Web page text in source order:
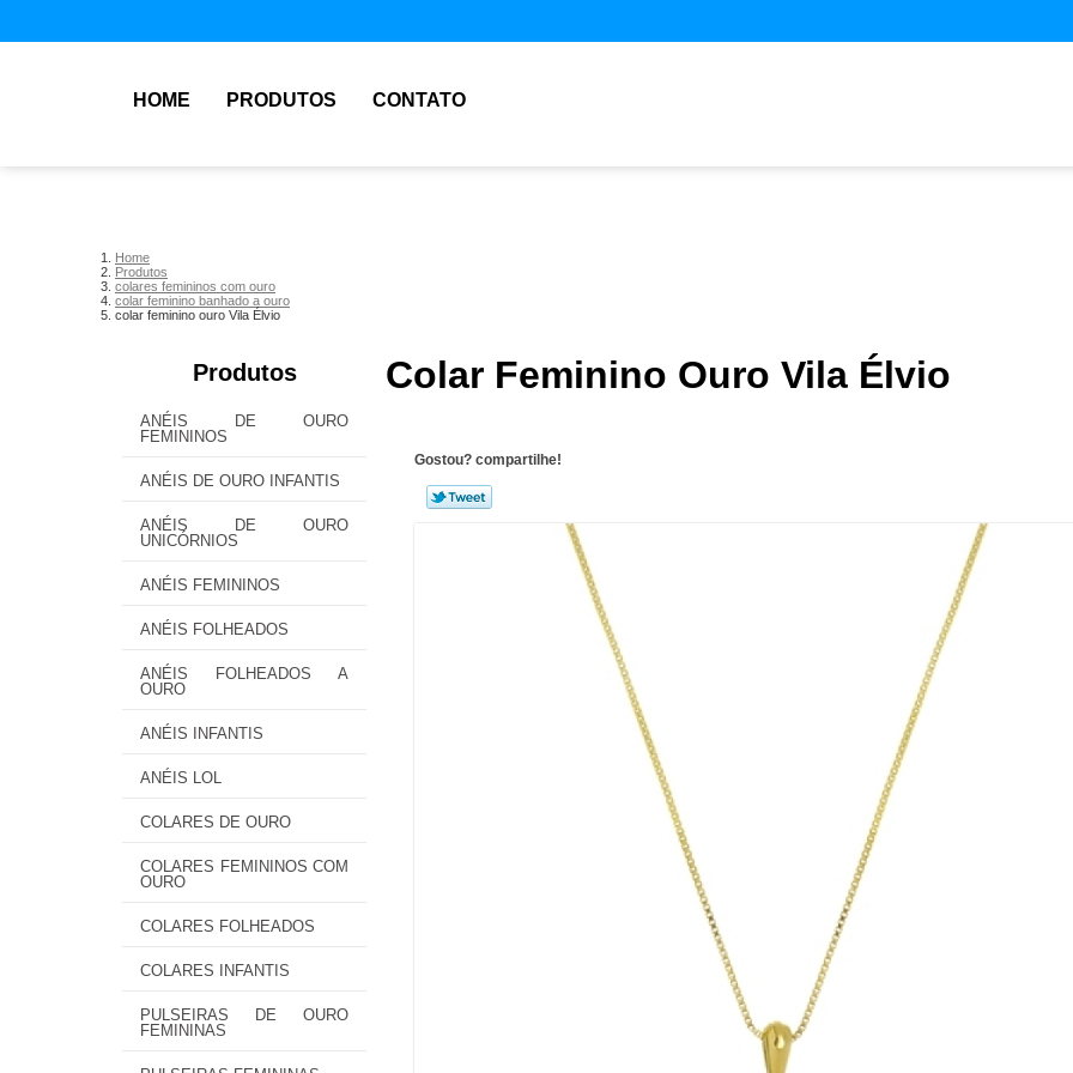
HOME PRODUTOS CONTATO
Home
Produtos
colares femininos com ouro
colar feminino banhado a ouro
colar feminino ouro Vila Élvio
Produtos
ANÉIS DE OURO
FEMININOS
ANÉIS DE OURO INFANTIS
ANÉIS DE OURO
UNICÓRNIOS
ANÉIS FEMININOS
ANÉIS FOLHEADOS
ANÉIS FOLHEADOS A
OURO
ANÉIS INFANTIS
ANÉIS LOL
COLARES DE OURO
COLARES FEMININOS COM
OURO
COLARES FOLHEADOS
COLARES INFANTIS
PULSEIRAS DE OURO
FEMININAS
Colar Feminino Ouro Vila Élvio
Gostou? compartilhe!